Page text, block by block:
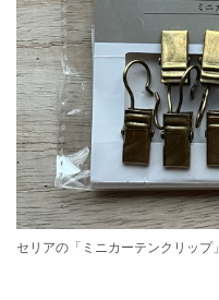
セリアの「ミニカーテンクリップ」